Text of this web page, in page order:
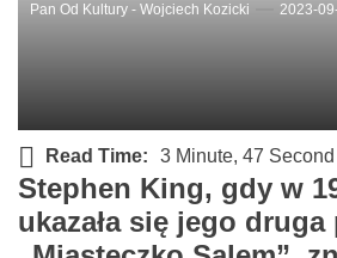
Pan Od Kultury - Wojciech Kozicki 2023-
Read Time: 3 Minute, 47 Second
Stephen King, gdy w
ukazała się jego